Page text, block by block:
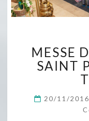
MESSE
SAINT
20/11/2016